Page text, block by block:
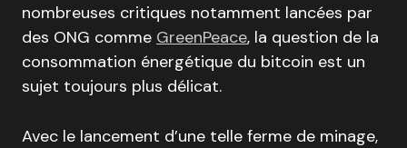
nombreuses critiques notamment lancées par
des ONG comme GreenPeace, la question de la
consommation énergétique du bitcoin est un
sujet toujours plus délicat.
Avec le lancement d’une telle ferme de minage,